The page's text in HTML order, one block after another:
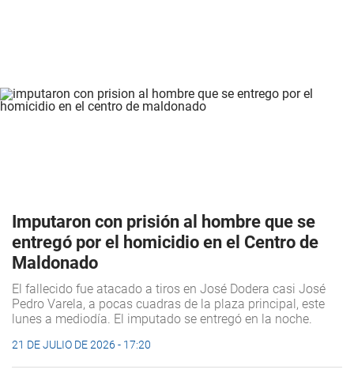
Imputaron con prisión al hombre que se
entregó por el homicidio en el Centro de
Maldonado
El fallecido fue atacado a tiros en José Dodera casi José
Pedro Varela, a pocas cuadras de la plaza principal, este
lunes a mediodía. El imputado se entregó en la noche.
21 DE JULIO DE 2026 - 17:20